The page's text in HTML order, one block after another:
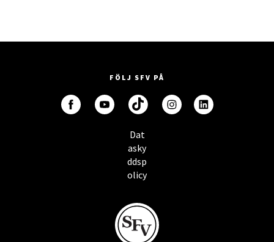
FÖLJ SFV PÅ
Dat
asky
ddsp
olicy